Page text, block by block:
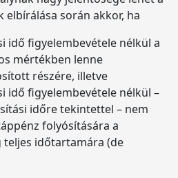
során akkor, ha
idő figyelembevétele nélkül a
mértékben lenne
részére, illetve
idő figyelembevétele nélkül –
időre tekintettel – nem
folyósítására a
teljes időtartamára (de